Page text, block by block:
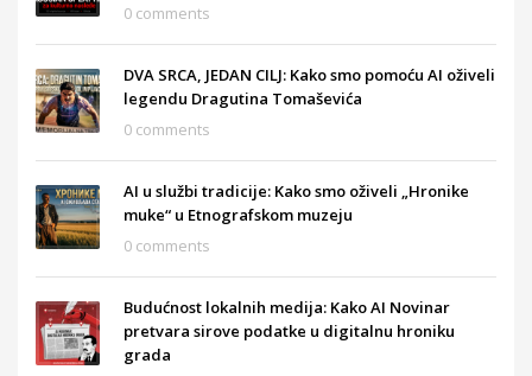
0 comments
DVA SRCA, JEDAN CILJ: Kako smo pomoću AI oživeli
legendu Dragutina Tomaševića
0 comments
AI u službi tradicije: Kako smo oživeli „Hronike
muke“ u Etnografskom muzeju
0 comments
Budućnost lokalnih medija: Kako AI Novinar
pretvara sirove podatke u digitalnu hroniku
grada